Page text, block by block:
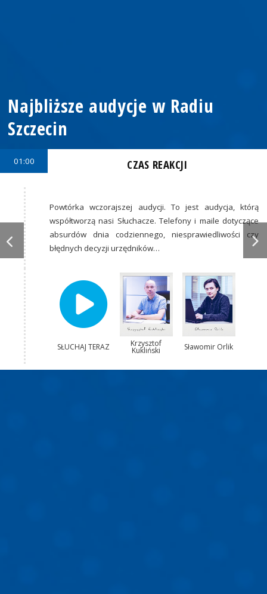
Najbliższe audycje w Radiu
Szczecin
01:00 CZAS REAKCJI
Powtórka wczorajszej audycji. To jest audycja, którą
współtworzą nasi Słuchacze. Telefony i maile dotyczące
absurdów dnia codziennego, niesprawiedliwości czy
błędnych decyzji urzędników…
SŁUCHAJ TERAZ Krzysztof
Kukliński Sławomir Orlik